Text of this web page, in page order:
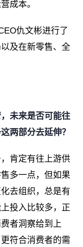
成本。
仇文彬进行了
及在新零售、全
未来是否可能往
两部分去延伸？
肯定有往上游供
多一点，但如果
去组织，总是有
投入比较多，正
者洞察给到上
符合消费者的需